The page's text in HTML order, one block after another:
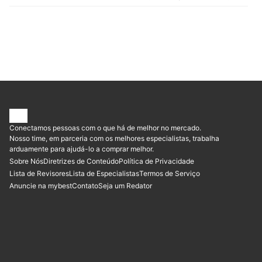
Conectamos pessoas com o que há de melhor no mercado.
Nosso time, em parceria com os melhores especialistas, trabalha
arduamente para ajudá-lo a comprar melhor.
Sobre NósDiretrizes de ConteúdoPolítica de Privacidade
Lista de RevisoresLista de EspecialistasTermos de Serviço
Anuncie na mybestContatoSeja um Redator